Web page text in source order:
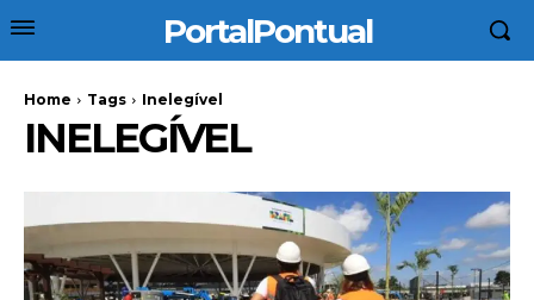
PortalPontual
Home Tags Inelegível
INELEGÍVEL